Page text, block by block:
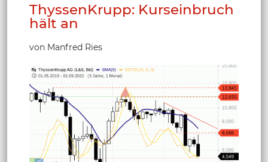
ThyssenKrupp: Kurseinbruch
hält an
von Manfred Ries